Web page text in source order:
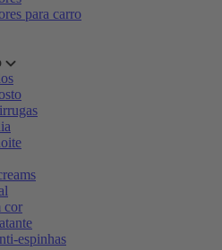
para carro
cor
espinhas